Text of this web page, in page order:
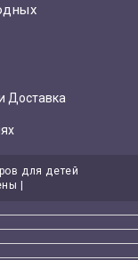
Доставка
для детей
|